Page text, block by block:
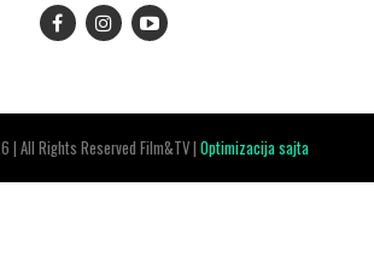
| All Rights Reserved Film&TV |Optimizacija sajta